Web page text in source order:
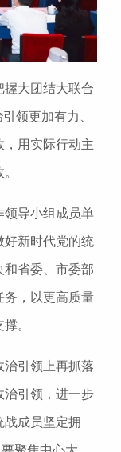
握大团结大联合
领更加有力、
，用实际行动主
领导小组成员单
好新时代党的统
和省委、市委部
务，以更高质量
。
治引领上再抓落
治引领，进一步
成员坚定拥